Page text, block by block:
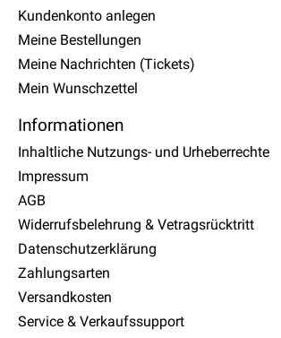
Kundenkonto anlegen
Meine Bestellungen
Meine Nachrichten (Tickets)
Mein Wunschzettel
Informationen
Inhaltliche Nutzungs- und Urheberrechte
Impressum
AGB
Widerrufsbelehrung & Vetragsrücktritt
Datenschutzerklärung
Zahlungsarten
Versandkosten
Service & Verkaufssupport